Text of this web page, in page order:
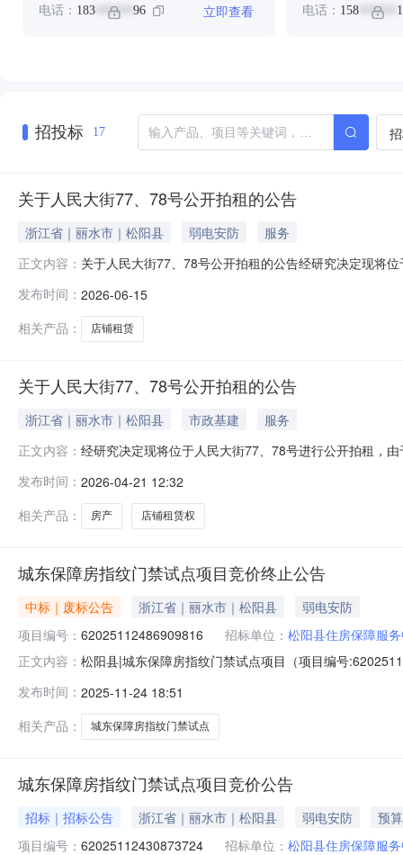
电话： 183 ****** 96 立即查看 电话： 158******
招投标 17
关于人民大街77、78号公开拍租的公告
浙江省｜丽水市｜松阳县 弱电安防
服务
正文内容： 关于人民大街77、78号公开拍租的公告经研究决定现将
租标的：（1）人民大街77、78号店铺租赁权,建筑面积
6月15日-6月18日
发布时间： 2026-06-15
相关产品：
店铺租赁
关于人民大街77、78号公开拍租的公告
浙江省｜丽水市｜松阳县 市政基建
服务
正文内容： 经研究决定现将位于人民大街77、78号进行公开拍租，
式。有意向者请于2026年4月20日-4月24日携带身份证
发布时间： 2026-04-21 12:32
相关产品：
房产 店铺租赁权
城东保障房指纹门禁试点项目竞价终止公告
中标｜废标公告 浙江省｜丽水市｜松阳县
弱电安防
项目编号： 62025112486909816 招标单位： 松阳县住房保障服
正文内容： 松阳县|城东保障房指纹门禁试点项目（项目编号
11-2711:30二、采购单位信息采购单位名称：松阳县住
发布时间： 2025-11-24 18:51
相关产品：
城东保障房指纹门禁试点
城东保障房指纹门禁试点项目竞价公告
招标｜招标公告 浙江省｜丽水市｜松阳县 弱电安防
预
项目编号： 62025112430873724 招标单位： 松阳县住房保障服